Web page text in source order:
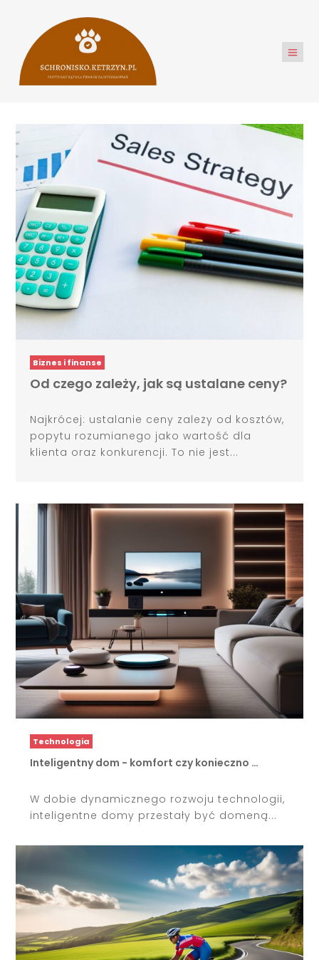
Biznes i finanse
Od czego zależy, jak są ustalane ceny?
Najkrócej: ustalanie ceny zależy od kosztów,
popytu rozumianego jako wartość dla
klienta oraz konkurencji. To nie jest...
Technologia
Inteligentny dom - komfort czy konieczno …
W dobie dynamicznego rozwoju technologii,
inteligentne domy przestały być domeną...